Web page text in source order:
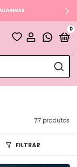
0
77 produtos
FILTRAR